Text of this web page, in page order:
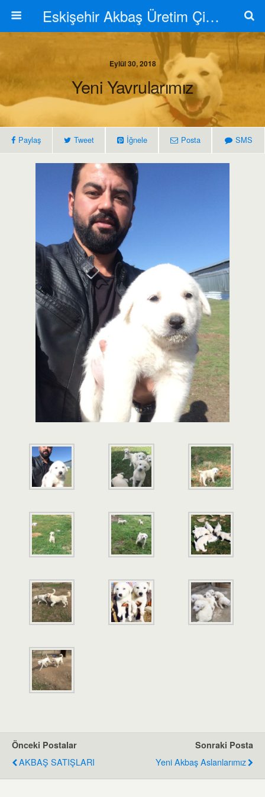
Eskişehir Akbaş Üretim Çiftliği
Eylül 30, 2018
Yeni Yavrularımız
Paylaş Tweet İğnele Posta SMS
Önceki Postalar
AKBAŞ SATIŞLARI
Sonraki Posta
Yeni Akbaş Aslanlarımız